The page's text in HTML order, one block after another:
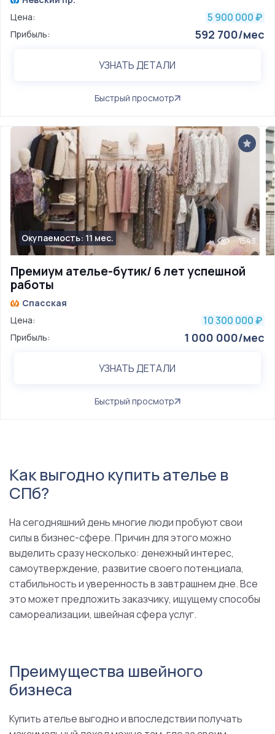
Цена:
5 900 000 ₽
Прибыль: 592 700/мес
УЗНАТЬ ДЕТАЛИ
Быстрый просмотр
Премиум ателье-бутик/ 6 лет успешной
работы
Окупаемость: 11 мес. 1543
Спасская
Цена:
10 300 000 ₽
Прибыль: 1 000 000/мес
УЗНАТЬ ДЕТАЛИ
Быстрый просмотр
Как выгодно купить ателье в
СПб?
На сегодняшний день многие люди пробуют свои
силы в бизнес-сфере. Причин для этого можно
выделить сразу несколько: денежный интерес,
самоутверждение, развитие своего потенциала,
стабильность и уверенность в завтрашнем дне. Все
это может предложить заказчику, ищущему способы
самореализации, швейная сфера услуг.
Преимущества швейного
бизнеса
Купить ателье выгодно и впоследствии получать